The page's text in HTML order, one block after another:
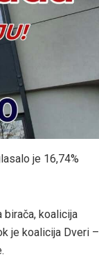
je 16,74%
birača, koalicija
je koalicija Dveri –